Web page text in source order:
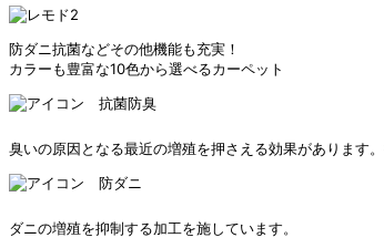
防ダニ抗菌などその他機能も充実！
カラーも豊富な10色から選べるカーペット
臭いの原因となる最近の増殖を押さえる効果があります
ダニの増殖を抑制する加工を施しています。